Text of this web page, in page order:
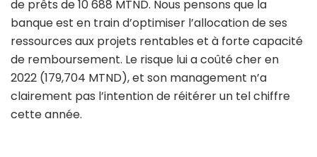
de prêts de 10 688 MTND. Nous pensons que la
banque est en train d’optimiser l’allocation de ses
ressources aux projets rentables et à forte capacité
de remboursement. Le risque lui a coûté cher en
2022 (179,704 MTND), et son management n’a
clairement pas l’intention de réitérer un tel chiffre
cette année.